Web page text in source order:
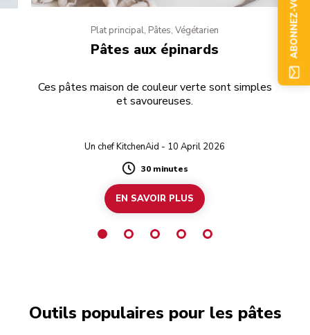
Plat principal, Pâtes, Végétarien
Pâtes aux épinards
Ces pâtes maison de couleur verte sont simples
et savoureuses.
Un chef KitchenAid - 10 April 2026
Duration
30 minutes
EN SAVOIR PLUS
Outils populaires pour les pâtes
ABONNEZ-VOUS